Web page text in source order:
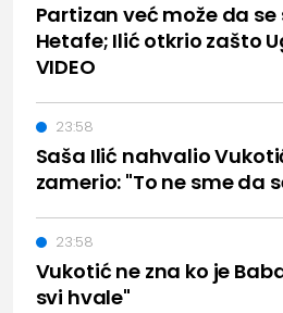
Partizan već može da
Hetafe; Ilić otkrio zašto
VIDEO
Saša Ilić nahvalio
zamerio: "To ne sme da
23:58
Vukotić ne zna ko je
svi hvale"
23:58